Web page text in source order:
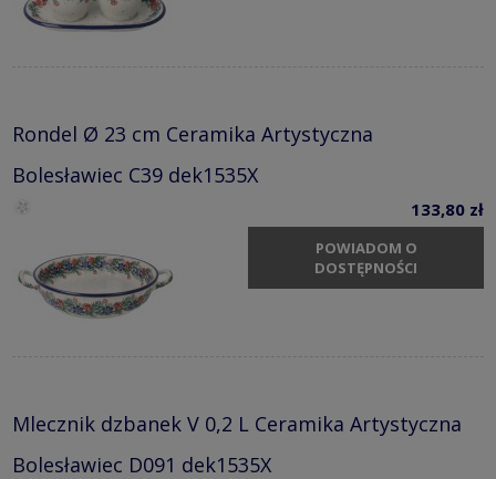
Rondel Ø 23 cm Ceramika Artystyczna
Bolesławiec C39 dek1535X
133,80 zł
POWIADOM O
DOSTĘPNOŚCI
Mlecznik dzbanek V 0,2 L Ceramika Artystyczna
Bolesławiec D091 dek1535X